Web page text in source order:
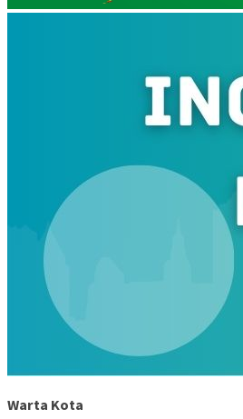
Warta Kota